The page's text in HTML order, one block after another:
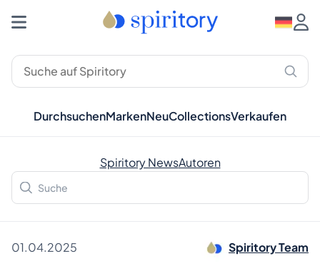
DurchsuchenMarkenNeuCollectionsVerkaufen
Spiritory NewsAutoren
01.04.2025 Spiritory Team